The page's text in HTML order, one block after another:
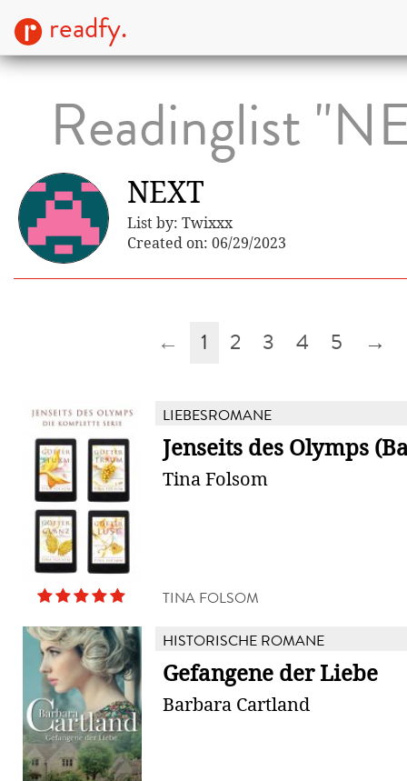
readfy.
Readinglist
NEXT
List by: Twixxx
Created on: 06/29/2023
← 1 2 3 4 5 →
LIEBESROMANE
Jenseits des Olymps
Tina Folsom
TINA FOLSOM
HISTORISCHE ROMANE
Gefangene der Liebe
Barbara Cartland